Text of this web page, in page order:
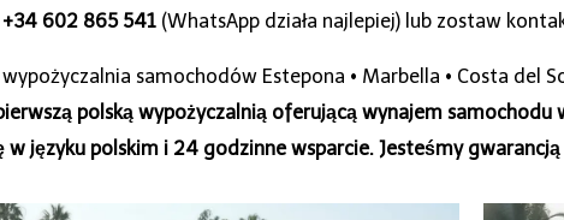
+34 602 865 541 (WhatsApp działa najlepiej) lub zostaw
samochodów Estepona • Marbella • Costa del
polską wypożyczalnią oferującą wynajem
w języku polskim i 24 godzinne wsparcie. Jesteśmy